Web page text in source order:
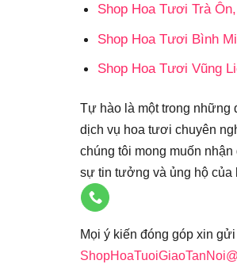
Shop Hoa Tươi Trà
Shop Hoa Tươi Bình
Shop Hoa Tươi Vũng
Tự hào là một trong những
dịch vụ hoa tươi chuyên
chúng tôi mong muốn
sự tin tưởng và ủng hộ của
Mọi ý kiến đóng góp xin